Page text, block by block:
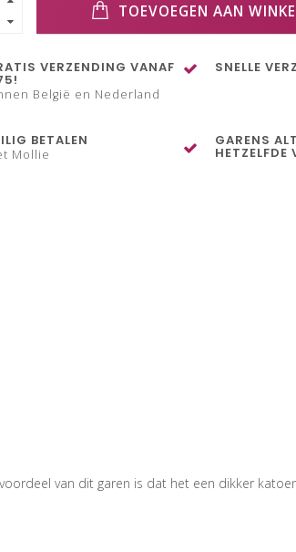
TOEVOEGEN AAN
VERZENDING VANAF
België en Nederland
SNELLE
BETALEN
Mollie
GARENS
HETZELFDE
van dit garen is dat het een dikker